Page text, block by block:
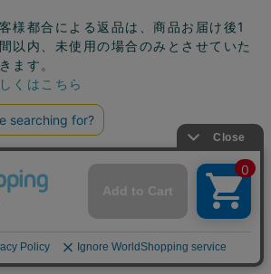
様都合による返品は、商品お届け後1
以内、未使用の場合のみとさせていた
ます。
くはこちら
利用のお客様へ